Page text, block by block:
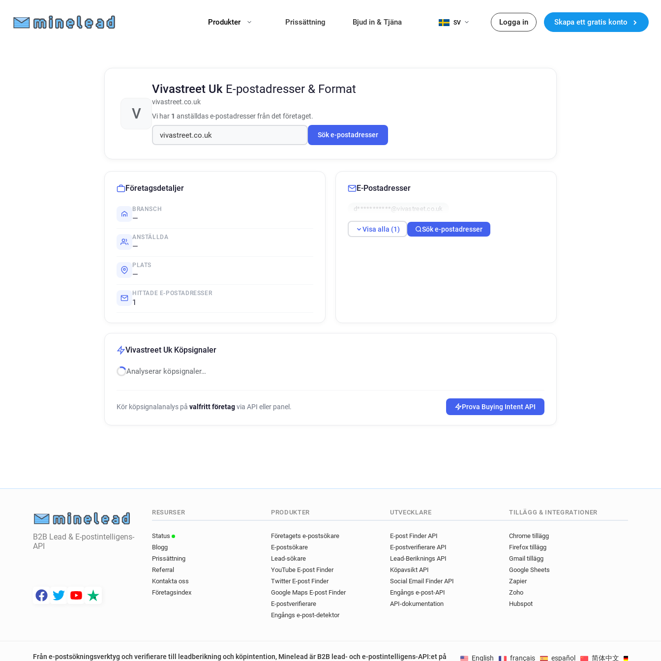
Produkter Prissättning Bjud in & Tjäna SV Logga in Skapa ett gratis konto
V
Vivastreet Uk E-postadresser & Format
vivastreet.co.uk
Vi har 1 anställdas e-postadresser från det företaget.
Sök e-postadresser
Företagsdetaljer
BRANSCH
—
ANSTÄLLDA
—
PLATS
—
HITTADE E-POSTADRESSER
1
E-Postadresser
d***********@vivastreet.co.uk
Visa alla (1) Sök e-postadresser
Vivastreet Uk Köpsignaler
Analyserar köpsignaler…
Kör köpsignalanalys på valfritt företagvia API eller panel. Prova Buying Intent API
B2B Lead & E-postintelligens-
API
RESURSER
Status
Blogg
Prissättning
Referral
Kontakta oss
Företagsindex
PRODUKTER
Företagets e-postsökare
E-postsökare
Lead-sökare
YouTube E-post Finder
Twitter E-post Finder
Google Maps E-post Finder
E-postverifierare
Engångs e-post-detektor
UTVECKLARE
E-post Finder API
E-postverifierare API
Lead-Beriknings API
Köpavsikt API
Social Email Finder API
Engångs e-post-API
API-dokumentation
TILLÄGG & INTEGRATIONER
Chrome tillägg
Firefox tillägg
Gmail tillägg
Google Sheets
Zapier
Zoho
Hubspot
Från e-postsökningsverktyg och verifierare till leadberikning och köpintention, Minelead är B2B lead- och e-postintelligens-API:et på
English français español 简体中文